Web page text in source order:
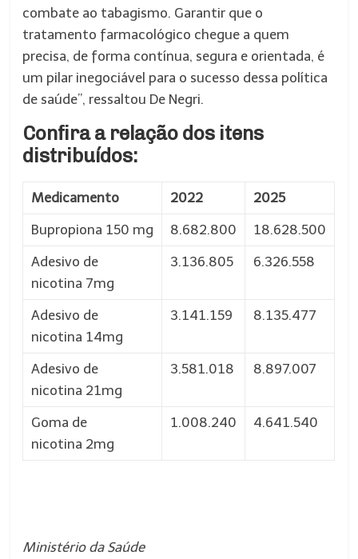
combate ao tabagismo. Garantir que o
tratamento farmacológico chegue a quem
precisa, de forma contínua, segura e orientada, é
um pilar inegociável para o sucesso dessa política
de saúde”, ressaltou De Negri.
Confira a relação dos itens
distribuídos:
Medicamento 2022
2025
Bupropiona 150 mg
8.682.800
18.628.500
Adesivo de
nicotina 7mg
3.136.805 6.326.558
Adesivo de
nicotina 14mg
3.141.159 8.135.477
Adesivo de
nicotina 21mg
3.581.018 8.897.007
Goma de
nicotina 2mg
1.008.240 4.641.540
Ministério da Saúde